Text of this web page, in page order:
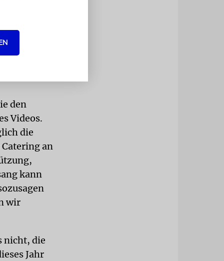
die
den
Videos.
die
an
kann
wir
nicht, die
Jahr